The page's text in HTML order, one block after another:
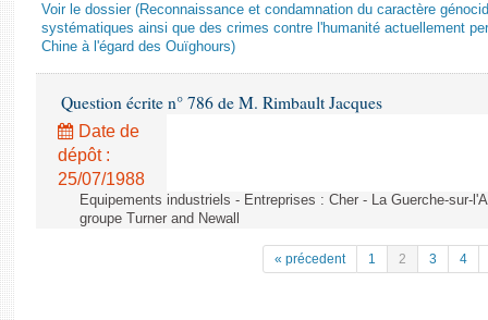
Voir le dossier (Reconnaissance et condamnation du caractère
systématiques ainsi que des crimes contre l'humanité actuellement
Chine à l'égard des Ouïghours)
Question écrite n° 786 de M. Rimbault Jacques
Date de
dépôt :
25/07/1988
Equipements industriels - Entreprises : Cher - La Guerche-sur-
groupe Turner and Newall
« précedent 1 2 3 4